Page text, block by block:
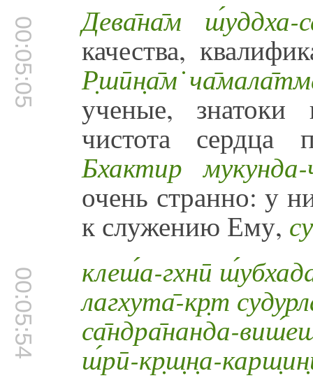
00:05:05 Дева̄на̄м ш́уддха-
качества,
Р̣шӣн̣а̄м̇
ученые,
чистота сердца
Бхактир
очень странно: у
к служению Ему,
00:05:54 клеш́а-гхнӣ
лагхута̄-кр̣т
са̄ндра̄нанда-
ш́рӣ-кр̣ш̣н̣а-